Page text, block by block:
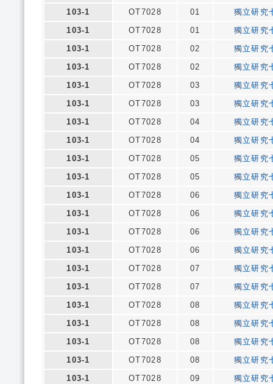
103-1 OT7028 01
獨立研究
103-1
OT7028 01
獨立研究
103-1
OT7028 02
獨立研究
103-1
OT7028 02
獨立研究
103-1
OT7028 03
獨立研究
103-1
OT7028 03
獨立研究
103-1
OT7028 04
獨立研究
103-1
OT7028 04
獨立研究
103-1
OT7028 05
獨立研究
103-1
OT7028 05
獨立研究
103-1
OT7028 06
獨立研究
103-1
OT7028 06
獨立研究
103-1
OT7028 06
獨立研究
103-1
OT7028 06
獨立研究
103-1
OT7028 07
獨立研究
103-1
OT7028 07
獨立研究
103-1
OT7028 08
獨立研究
103-1
OT7028 08
獨立研究
103-1
OT7028 08
獨立研究
103-1
OT7028 08
獨立研究
103-1
OT7028 09
獨立研究